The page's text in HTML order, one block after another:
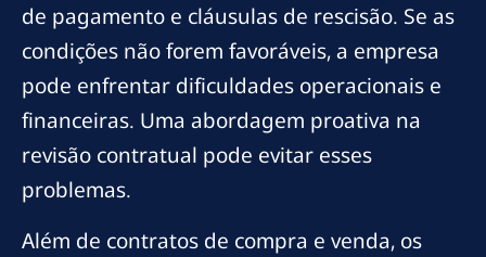
de pagamento e cláusulas de rescisão. Se as
condições não forem favoráveis, a empresa
pode enfrentar dificuldades operacionais e
financeiras. Uma abordagem proativa na
revisão contratual pode evitar esses
problemas.
Além de contratos de compra e venda, os